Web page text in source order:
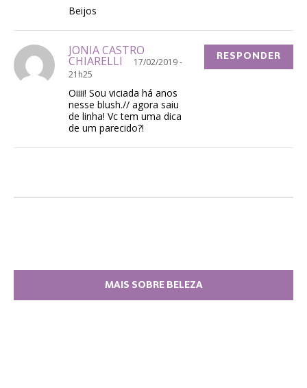
Beijos
JONIA CASTRO
CHIARELLI
17/02/2019 -
21h25
Oiiii! Sou viciada há anos
nesse blush.// agora saiu
de linha! Vc tem uma dica
de um parecido?!
RESPONDER
MAIS SOBRE BELEZA